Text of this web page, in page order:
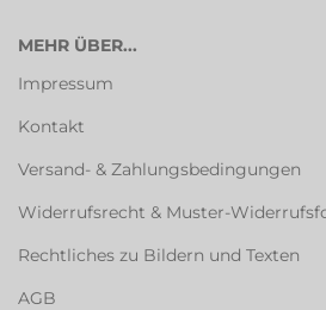
MEHR ÜBER...
Impressum
Kontakt
Versand- & Zahlungsbedingungen
Widerrufsrecht & Muster-
Rechtliches zu Bildern und Texten
AGB